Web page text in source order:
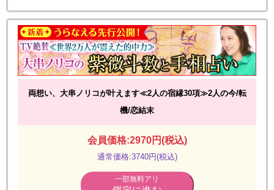
両想い、大串ノリコが叶えます≪2人の宿縁30項≫2人の今/転
機/恋結末
会員価格:2970円(税込)
通常価格:3740円(税込)
一部無料アリ